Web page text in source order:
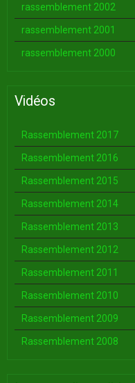
rassemblement 2002
rassemblement 2001
rassemblement 2000
Vidéos
Rassemblement 2017
Rassemblement 2016
Rassemblement 2015
Rassemblement 2014
Rassemblement 2013
Rassemblement 2012
Rassemblement 2011
Rassemblement 2010
Rassemblement 2009
Rassemblement 2008